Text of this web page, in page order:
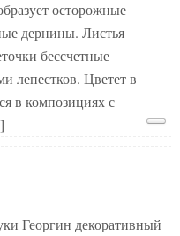
осторожные
дернины. Листья
бессчетные
лепестков. Цветет в
в композициях с
Георгин декоративный